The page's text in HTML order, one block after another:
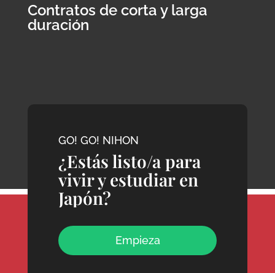
Contratos de corta y larga
duración
GO! GO! NIHON
¿Estás listo/a para
vivir y estudiar en
Japón?
Empieza